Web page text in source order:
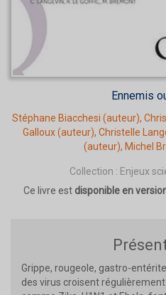
Ennemis
Stéphane Biacchesi (auteur),
Galloux(auteur), Christelle
(auteur), Michel
Collection : Enjeux
Ce livre est disponible en
Grippe, rougeole, gastro-
des virus croisent